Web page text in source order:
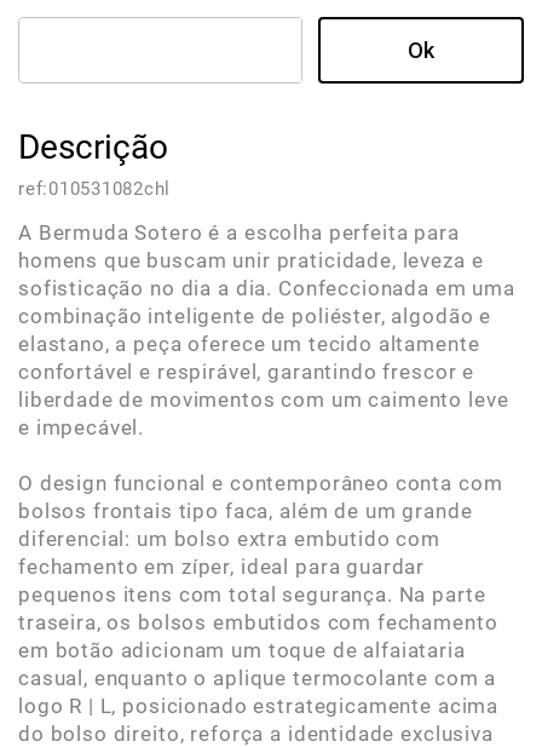
Descrição
ref:010531082chl
A Bermuda Sotero é a escolha perfeita para
homens que buscam unir praticidade, leveza e
sofisticação no dia a dia. Confeccionada em uma
combinação inteligente de poliéster, algodão e
elastano, a peça oferece um tecido altamente
confortável e respirável, garantindo frescor e
liberdade de movimentos com um caimento leve
e impecável.
O design funcional e contemporâneo conta com
bolsos frontais tipo faca, além de um grande
diferencial: um bolso extra embutido com
fechamento em zíper, ideal para guardar
pequenos itens com total segurança. Na parte
traseira, os bolsos embutidos com fechamento
em botão adicionam um toque de alfaiataria
casual, enquanto o aplique termocolante com a
logo R | L, posicionado estrategicamente acima
do bolso direito, reforça a identidade exclusiva